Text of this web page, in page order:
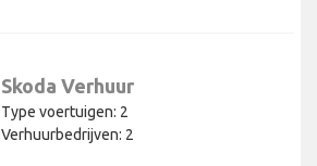
Skoda Verhuur
Type voertuigen: 2
Verhuurbedrijven: 2